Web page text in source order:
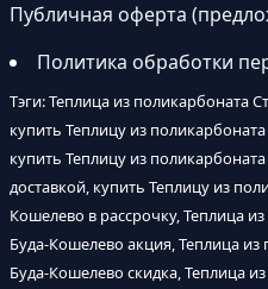
Публичная оферта
Политика обработки
Тэги: Теплица из поликарбоната
купить Теплицу из
купить Теплицу из
доставкой, купить Теплицу из
Кошелево в рассрочку, Теплица
Буда-Кошелево акция, Теплица из
Буда-Кошелево скидка, Теплица